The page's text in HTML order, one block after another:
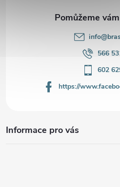
info@
566
602
https://
Informace pro vás